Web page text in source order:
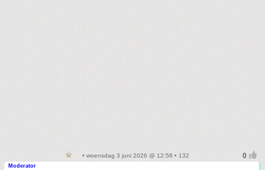
• woensdag 3 juni 2026 @ 12:58 • 132
Moderator